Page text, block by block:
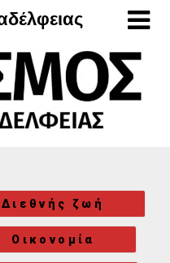
Διεθνής ζωή
Οικονομία